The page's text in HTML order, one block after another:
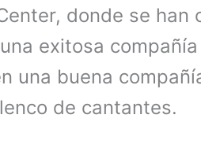
donde se han
exitosa
una buena
de cantantes.